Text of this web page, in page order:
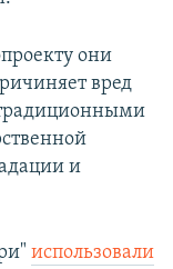
они
вред
и
использовали